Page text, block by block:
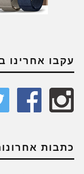
עקבו אחרינו
כתבות